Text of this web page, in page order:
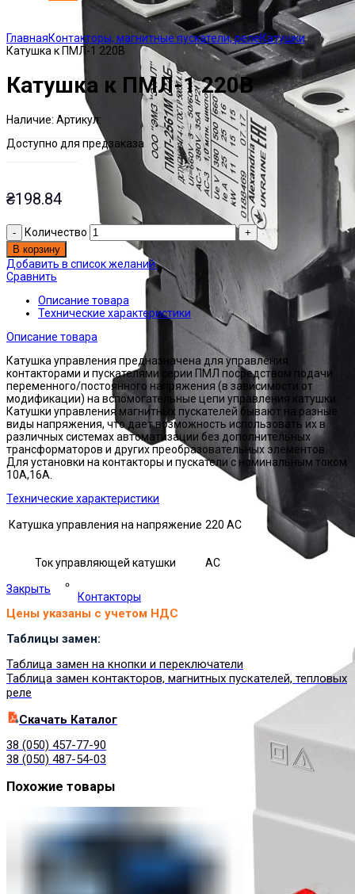
Контакторы
Click to enlarge
ГлавнаяКонтакторы, магнитные пускатели, релеКатушки
Катушка к ПМЛ-1 220В
Катушка к ПМЛ-1 220В
Наличие: Есть на складе
Артикул:
ЭТАЛ0000010
Доступно для предзаказа
₴198.84
Количество
В корзину
Добавить в список желаний
Сравнить
Описание товара
Технические характеристики
Описание товара
Катушка управления предназначена для управления
контакторами и пускателями серии ПМЛ посредством подачи
переменного/постоянного напряжения (в зависимости от
модификации) на вспомогательные цепи управления катушки.
Катушки управления магнитных пускателей бывают на разные
виды напряжения, что дает возможность использовать их в
различных системах автоматизации без дополнительных
трансформаторов и других преобразовательных элементов.
Для установки на контакторы и пускатели с номинальным током
10А,16А.
Технические характеристики
Катушка управления на напряжение 220 AC
Ток управляющей катушки АС
Закрыть
Цены указаны с учетом НДС
Таблицы замен:
Таблица замен на кнопки и переключатели
Таблица замен контакторов, магнитных пускателей, тепловых
реле
Cкачать Каталог
38 (050) 457-77-90
38 (050) 487-54-03
Похожие товары